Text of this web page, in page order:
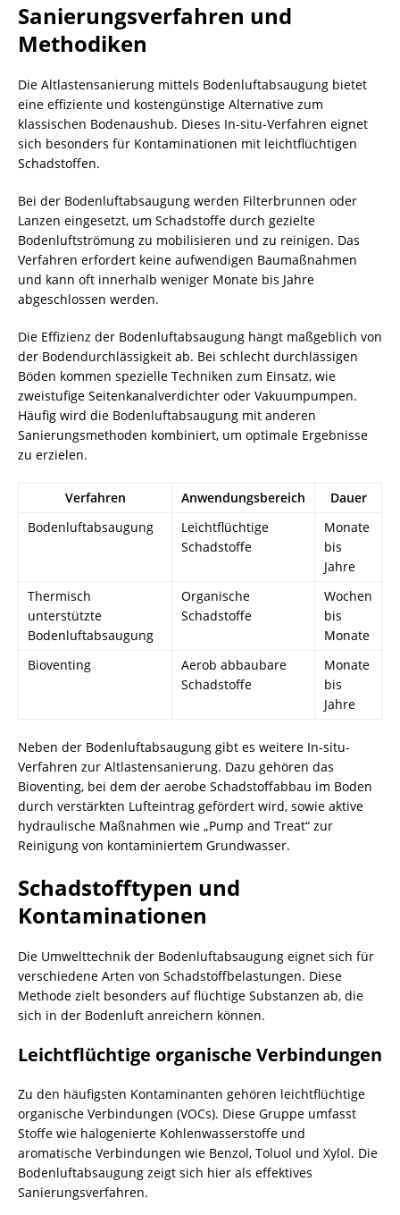
Sanierungsverfahren und
Methodiken
Die Altlastensanierung mittels Bodenluftabsaugung bietet
eine effiziente und kostengünstige Alternative zum
klassischen Bodenaushub. Dieses In-situ-Verfahren eignet
sich besonders für Kontaminationen mit leichtflüchtigen
Schadstoffen.
Bei der Bodenluftabsaugung werden Filterbrunnen oder
Lanzen eingesetzt, um Schadstoffe durch gezielte
Bodenluftströmung zu mobilisieren und zu reinigen. Das
Verfahren erfordert keine aufwendigen Baumaßnahmen
und kann oft innerhalb weniger Monate bis Jahre
abgeschlossen werden.
Die Effizienz der Bodenluftabsaugung hängt maßgeblich von
der Bodendurchlässigkeit ab. Bei schlecht durchlässigen
Böden kommen spezielle Techniken zum Einsatz, wie
zweistufige Seitenkanalverdichter oder Vakuumpumpen.
Häufig wird die Bodenluftabsaugung mit anderen
Sanierungsmethoden kombiniert, um optimale Ergebnisse
zu erzielen.
Verfahren Anwendungsbereich
Dauer
Bodenluftabsaugung
Leichtflüchtige
Schadstoffe
Monate
bis
Jahre
Thermisch
unterstützte
Bodenluftabsaugung
Organische
Schadstoffe
Wochen
bis
Monate
Bioventing
Aerob abbaubare
Schadstoffe
Monate
bis
Jahre
Neben der Bodenluftabsaugung gibt es weitere In-situ-
Verfahren zur Altlastensanierung. Dazu gehören das
Bioventing, bei dem der aerobe Schadstoffabbau im Boden
durch verstärkten Lufteintrag gefördert wird, sowie aktive
hydraulische Maßnahmen wie „Pump and Treat“ zur
Reinigung von kontaminiertem Grundwasser.
Schadstofftypen und
Kontaminationen
Die Umwelttechnik der Bodenluftabsaugung eignet sich für
verschiedene Arten von Schadstoffbelastungen. Diese
Methode zielt besonders auf flüchtige Substanzen ab, die
sich in der Bodenluft anreichern können.
Leichtflüchtige organische Verbindungen
Zu den häufigsten Kontaminanten gehören leichtflüchtige
organische Verbindungen (VOCs). Diese Gruppe umfasst
Stoffe wie halogenierte Kohlenwasserstoffe und
aromatische Verbindungen wie Benzol, Toluol und Xylol. Die
Bodenluftabsaugung zeigt sich hier als effektives
Sanierungsverfahren.